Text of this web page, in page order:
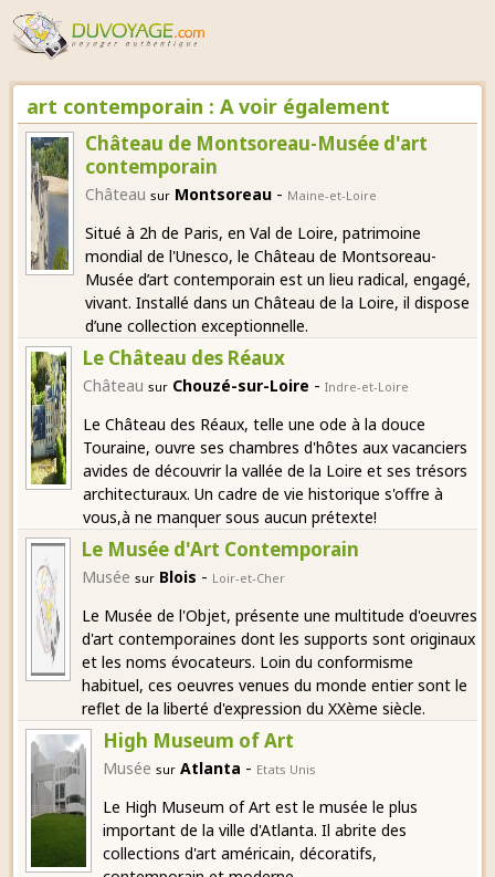
art contemporain : A voir également
Château de Montsoreau-Musée d'art
contemporain
Château sur Montsoreau - Maine-et-Loire
Situé à 2h de Paris, en Val de Loire, patrimoine
mondial de l'Unesco, le Château de Montsoreau-
Musée d’art contemporain est un lieu radical, engagé,
vivant. Installé dans un Château de la Loire, il dispose
d’une collection exceptionnelle.
Le Château des Réaux
Château sur Chouzé-sur-Loire -Indre-et-Loire
Le Château des Réaux, telle une ode à la douce
Touraine, ouvre ses chambres d'hôtes aux vacanciers
avides de découvrir la vallée de la Loire et ses trésors
architecturaux. Un cadre de vie historique s'offre à
vous,à ne manquer sous aucun prétexte!
Le Musée d'Art Contemporain
Musée sur Blois - Loir-et-Cher
Le Musée de l'Objet, présente une multitude d'oeuvres
d'art contemporaines dont les supports sont originaux
et les noms évocateurs. Loin du conformisme
habituel, ces oeuvres venues du monde entier sont le
reflet de la liberté d'expression du XXème siècle.
High Museum of Art
Musée sur Atlanta - Etats Unis
Le High Museum of Art est le musée le plus
important de la ville d'Atlanta. Il abrite des
collections d'art américain, décoratifs,